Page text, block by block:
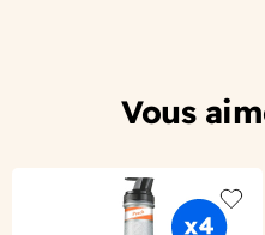
Vous
Add